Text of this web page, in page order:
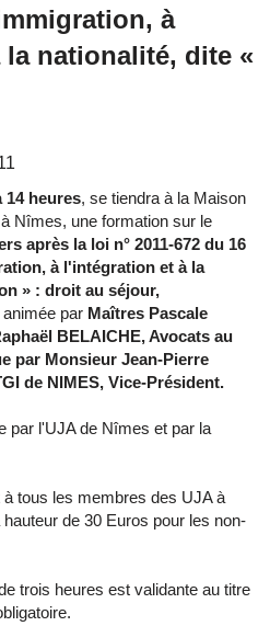
à
nationalité, dite «
14 heures, se tiendra à la Maison
Nîmes, une formation sur le
après la loi n° 2011-672 du 16
à l'intégration et à la
» : droit au séjour,
animée par Maîtres Pascale
BELAICHE, Avocats au
par Monsieur Jean-Pierre
de NIMES, Vice-Président.
par l'UJA de Nîmes et par la
tous les membres des UJA à
de 30 Euros pour les non-
trois heures est validante au titre